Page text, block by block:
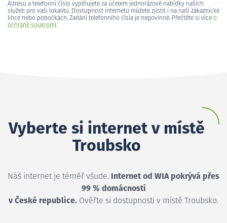
Adresu a telefonní číslo vyplňujete za účelem jednorázové nabídky našich
služeb pro vaši lokalitu. Dostupnost internetu můžete zjistit i na naší zákaznické
lince nebo pobočkách. Zadání telefonního čísla je nepovinné. Přečtěte si více o
ochraně soukromí.
Vyberte si internet v místě
Troubsko
Náš internet je téměř všude. Internet od WIA pokrývá přes
99 % domácností
v České republice. Ověřte si dostupnosti v místě Troubsko.